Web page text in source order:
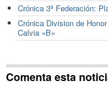
Crónica 3ª Federación:
Crónica Division de
Calvia «B»
Comenta esta